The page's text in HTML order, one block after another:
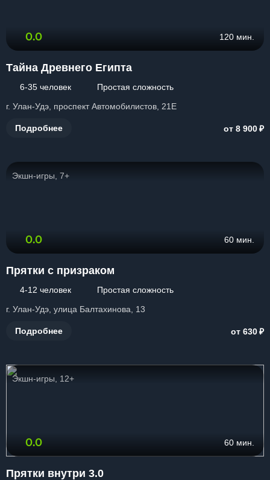
0.0 120 мин.
Тайна Древнего Египта
6-35 человек
Простая сложность
г. Улан-Удэ, проспект Автомобилистов, 21Е
Подробнее от 8 900₽
Экшн-игры, 7+
0.0 60 мин.
Прятки с призраком
4-12 человек
Простая сложность
г. Улан-Удэ, улица Балтахинова, 13
Подробнее от 630₽
Экшн-игры, 12+
0.0 60 мин.
Прятки внутри 3.0